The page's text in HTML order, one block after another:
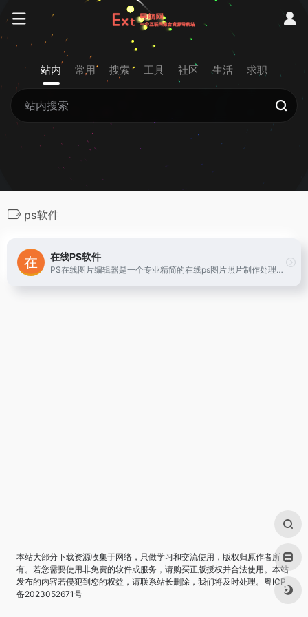
站内 常用 搜索 工具 社区 生活 求职
ps软件
在线PS软件
PS在线图片编辑器是一个专业精简的在线ps图片照片制作处理软件工具，绿色免安装，免下载，直接在浏览器打开就可用它修正，调整和美化图像。
本站大部分下载资源收集于网络，只做学习和交流使用，版权归原作者所
有。若您需要使用非免费的软件或服务，请购买正版授权并合法使用。本站
发布的内容若侵犯到您的权益，请联系站长删除，我们将及时处理。 粤ICP
备2023052671号